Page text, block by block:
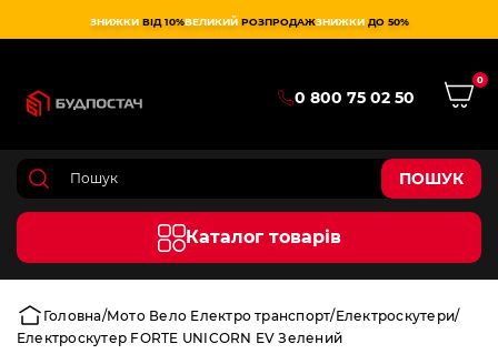
ЗНИЖКИ ВІД 10%ВЕЛИКИЙ РОЗПРОДАЖЗНИЖКИ ДО 50%
0 800 75 02 50
0
ПОШУК
Каталог товарів
Головна Мото Вело Електро транспорт Електроскутери
Електроскутер FORTE UNICORN EV Зелений